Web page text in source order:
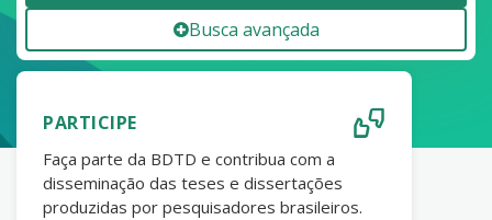
Busca avançada
PARTICIPE
Faça parte da BDTD e contribua com a
disseminação das teses e dissertações
produzidas por pesquisadores brasileiros.